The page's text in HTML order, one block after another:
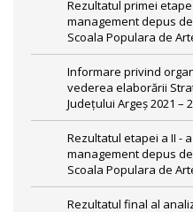
Rezultatul primei
management depus
Scoala Populara de
Informare privind
vederea elaborării
Județului Argeș 2021 –
Rezultatul etapei a II -
management depus
Scoala Populara de
Rezultatul final al